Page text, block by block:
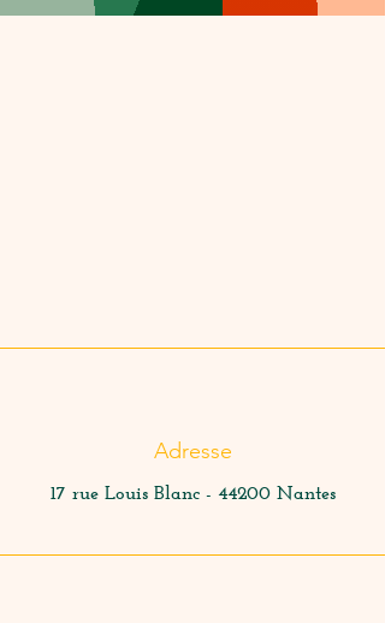
Adresse
17 rue Louis Blanc - 44200 Nantes